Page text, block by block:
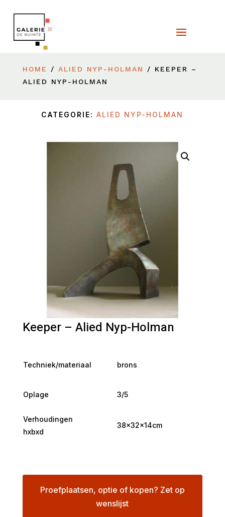
HOME / ALIED NYP-HOLMAN
/ KEEPER –
ALIED NYP-HOLMAN
CATEGORIE:ALIED NYP-HOLMAN
Keeper – Alied Nyp-Holman
Techniek/materiaal brons
Oplage 3/5
Verhoudingen
hxbxd
38x32x14cm
Proefplaatsen, optie of kopen? Zet op
wenslijst